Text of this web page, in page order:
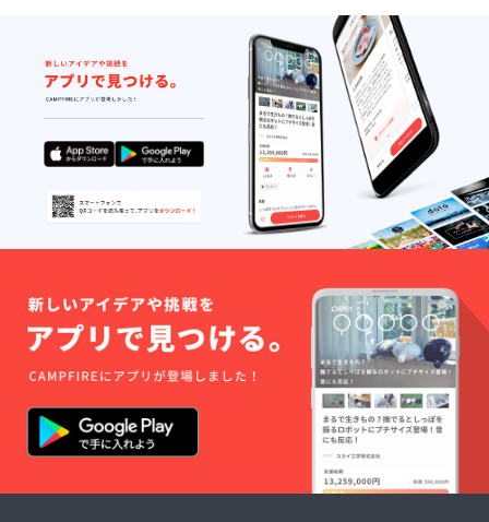
供し、
人気と
なって
いる。
試しく
ださ
い！ 詳
細） ・
発酵ジ
ン
ジャー
エール3
本と十
色のと
うがら
しを
セット
にして
す。 ・
発送時
期は、9
月後
半〜10
月を想
定。
詳細が
決まり
メール
月頭
（平日
限定）
詳細
の日程
は生育
状況を
見て、
改めて
相談・
決定さ
せてい
ただき
ます。
場所：
さい
たま市
緑区南
部領辻
https://t
inyurl.c
om/3wk
収穫し
ていた
だいた
説明し
ます。
- 公序
良俗に
反しな
い限
り、お
好きな
名称を
付けて
いただ
けま
す。 -
一度、
ていた
だき案
内の
上、決
めてい
ただけ
ればと
思いま
す。
ケ
ジュー
ル等、